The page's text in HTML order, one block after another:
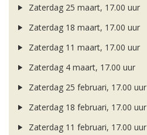
Zaterdag 25 maart, 17.00 uur
Zaterdag 18 maart, 17.00 uur
Zaterdag 11 maart, 17.00 uur
Zaterdag 4 maart, 17.00 uur
Zaterdag 25 februari, 17.00 uur
Zaterdag 18 februari, 17.00 uur
Zaterdag 11 februari, 17.00 uur